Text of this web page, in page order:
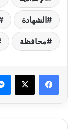
الشهادة
محافظة
فيسبوك ‫X